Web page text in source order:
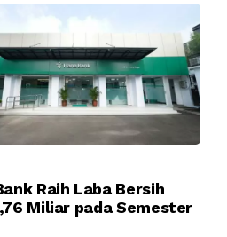
Raih Laba Bersih
Miliar pada Semester